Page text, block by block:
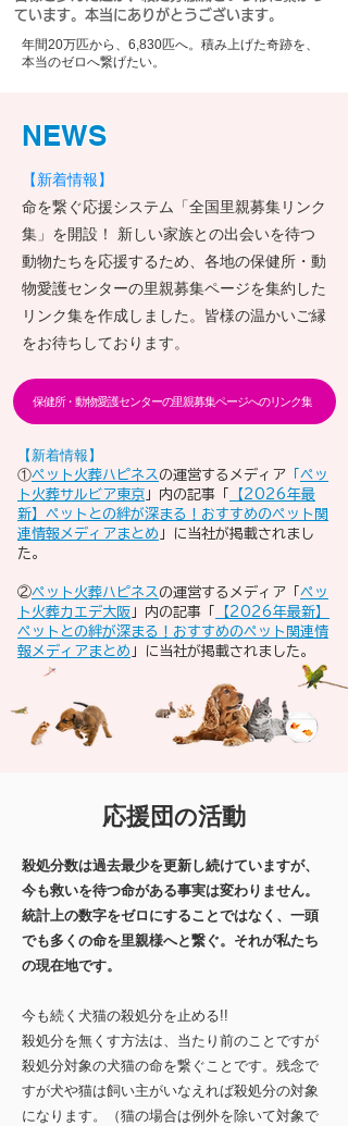
ています。本当にありがとうございます。
年間20万匹から、6,830匹へ。積み上げた奇跡を、
本当のゼロへ繋げたい。
NEWS
【新着情報】
命を繋ぐ応援システム「全国里親募集リンク
集」を開設！ 新しい家族との出会いを待つ
動物たちを応援するため、各地の保健所・動
物愛護センターの里親募集ページを集約した
リンク集を作成しました。皆様の温かいご縁
をお待ちしております。
保健所・動物愛護センターの里親募集ページへのリンク集
​【新着情報】
①​ペット火葬ハピネスの運営するメディア 「 ペッ
ト火葬サルビア東京 」内の記事「
【2026年最
新】ペットとの絆が深まる！おすすめのペット関
連情報メディアまとめ 」に当社が掲載されまし
た。
②ペット火葬ハピネスの運営するメディア「 ペッ
ト火葬カエデ大阪 」内の記事「
【2026年最新】
ペットとの絆が深まる！おすすめのペット関連情
報メディアまとめ 」に当社が掲載されました。
応援団の活動
殺処分数は過去最少を更新し続けていますが、
今も救いを待つ命がある事実は変わりません。
統計上の数字をゼロにすることではなく、一頭
でも多くの命を里親様へと繋ぐ。それが私たち
の現在地です。
今も続く犬猫の殺処分を止める!!​
殺処分を無くす方法は、当たり前のことですが
殺処分対象の犬猫の命を繋ぐことです。残念で
すが犬や猫は飼い主がいなえれば殺処分の対象
になります。（猫の場合は例外を除いて対象で